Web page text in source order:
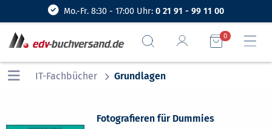
Mo.-Fr. 8:30 - 17:00 Uhr: 0 21 91 - 99 11 00
0
IT-Fachbücher Grundlagen
Fotografieren für Dummies